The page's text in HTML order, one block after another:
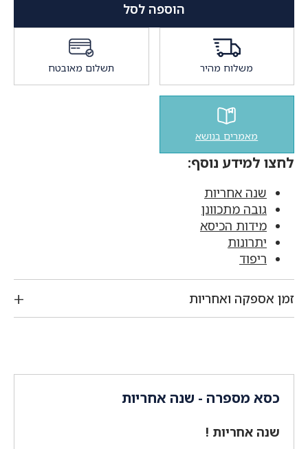
הוספה לסל
משלוח מהיר תשלום מאובטח
מאמרים בנושא
לחצו למידע נוסף:
שנה אחריות
גובה מתכוונן
מידות הכיסא
יתרונות
ריפוד
זמן אספקה ואחריות
כסא מספרה - שנה אחריות
שנה אחריות !